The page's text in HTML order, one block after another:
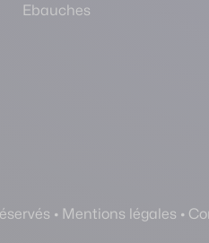
Ebauches
• Mentions légales •